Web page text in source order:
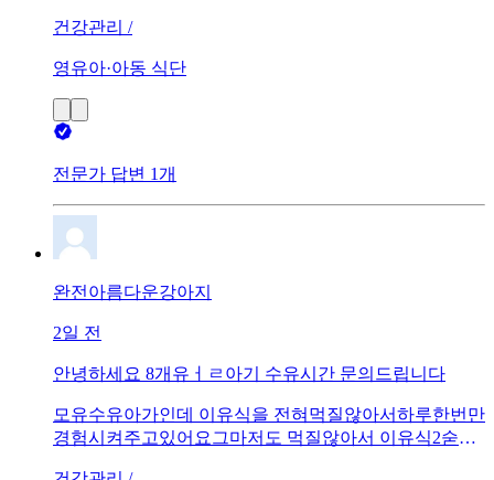
달은 됐어요.음식에 미련 있는 아기도 아니고, 과자도 안
많아지지도 않는 아기예요.안 먹이자니 아기가 안 크는
것 같고 먹이자니 돈까스 우동 아니면 잘 안 먹고ㅠ 억지
로 먹일 수도 없고... 방법이 있을까요?
건강관리 /
영유아·아동 식단
전문가 답변 1개
완전아름다운강아지
2일 전
안녕하세요 8개유ㅓㄹ아기 수유시간 문의드립니다
모유수유아가인데 이유식을 전혀먹질않아서하루한번만
경험시켜주고있어요그마저도 먹질않아서 이유식2숟